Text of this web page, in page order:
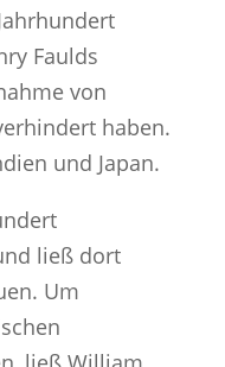
Faulds
von
haben.
und Japan.
ließ dort
Um